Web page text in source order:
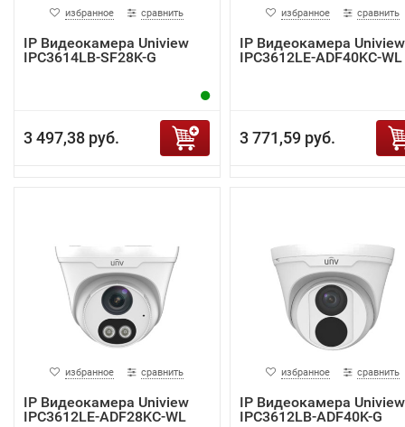
избранное сравнить
IP Видеокамера Uniview
IPC3614LB-SF28K-G
3 497,38 руб.
избранное сравнить
IP Видеокамера Uniview
IPC3612LE-ADF40KC-WL
3 771,59 руб.
избранное сравнить
IP Видеокамера Uniview
IPC3612LE-ADF28KC-WL
избранное сравнить
IP Видеокамера Uniview
IPC3612LB-ADF40K-G